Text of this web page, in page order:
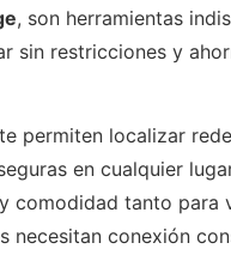
, son herramientas
sin restricciones y
permiten localizar
en cualquier
comodidad tanto para
necesitan conexión